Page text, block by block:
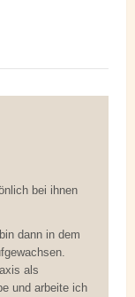
bei ihnen
dann in dem
als
und arbeite ich